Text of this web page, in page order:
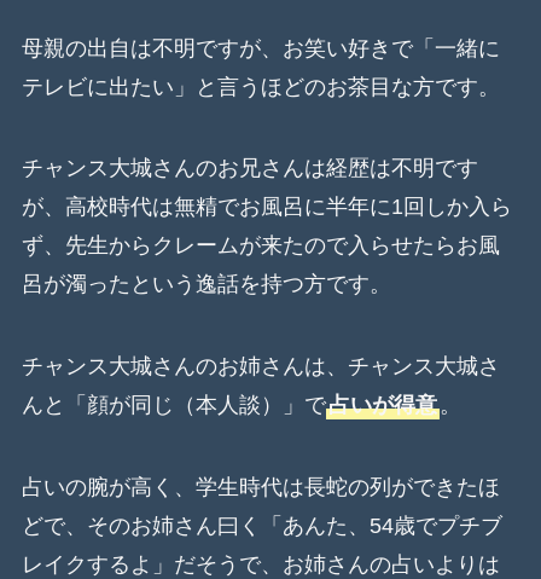
母親の出自は不明ですが、お笑い好きで「一緒に
テレビに出たい」と言うほどのお茶目な方です。
チャンス大城さんのお兄さんは経歴は不明です
が、高校時代は無精でお風呂に半年に1回しか入ら
ず、先生からクレームが来たので入らせたらお風
呂が濁ったという逸話を持つ方です。
チャンス大城さんのお姉さんは、チャンス大城さ
んと「顔が同じ（本人談）」で占いが得意。
占いの腕が高く、学生時代は長蛇の列ができたほ
どで、そのお姉さん曰く「あんた、54歳でプチブ
レイクするよ」だそうで、お姉さんの占いよりは